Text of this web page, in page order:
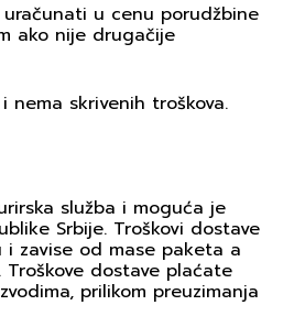
u cenu porudžbine
ako nije drugačije
nema skrivenih troškova.
služba i moguća je
Srbije. Troškovi dostave
i zavise od mase paketa a
dostave plaćate
prilikom preuzimanja